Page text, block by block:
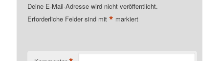
Deine E-Mail-Adresse wird nicht veröffentlicht.
Erforderliche Felder sind mit* markiert